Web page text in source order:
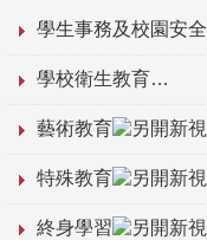
學生事務及校園安全
學校衛生教育
藝術教育
特殊教育
終身學習